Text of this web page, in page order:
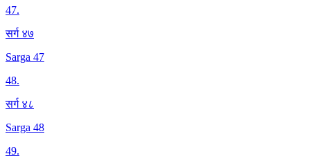
47.
सर्ग ४७
Sarga 47
48.
सर्ग ४८
Sarga 48
49.